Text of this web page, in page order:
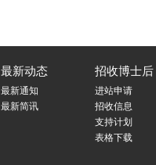
最新动态
最新通知
最新简讯
招收博士后
进站申请
招收信息
支持计划
表格下载